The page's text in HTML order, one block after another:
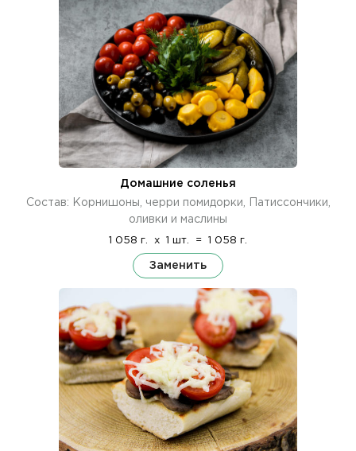
Домашние соленья
Состав: Корнишоны, черри помидорки, Патиссончики,
оливки и маслины
1 058 г. x 1 шт. = 1 058 г.
Заменить